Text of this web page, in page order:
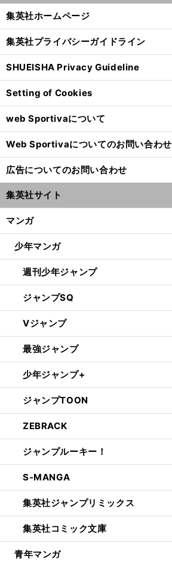
集英社ホームページ
集英社プライバシーガイドライン
SHUEISHA Privacy Guideline
Setting of Cookies
web Sportivaについて
Web Sportivaについてのお問い合わせ
広告についてのお問い合わせ
集英社サイト
マンガ
少年マンガ
週刊少年ジャンプ
ジャンプSQ
Vジャンプ
最強ジャンプ
少年ジャンプ+
ジャンプTOON
ZEBRACK
ジャンプルーキー！
S-MANGA
集英社ジャンプリミックス
集英社コミック文庫
青年マンガ